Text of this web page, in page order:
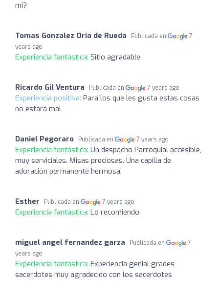
mi?
Tomas Gonzalez Oria de Rueda Publicada en
7
years ago
Experiencia fantástica: Sitio agradable
Ricardo Gil Ventura Publicada en 7 years ago
Experiencia positiva: Para los que les gusta estas cosas
no estará mal
Daniel Pegoraro Publicada en 7 years ago
Experiencia fantástica: Un despacho Parroquial accesible,
muy serviciales. Misas preciosas. Una capilla de
adoración permanente hermosa.
Esther Publicada en 7 years ago
Experiencia fantástica: Lo recomiendo.
miguel angel fernandez garza Publicada en
7
years ago
Experiencia fantástica: Experiencia genial grades
sacerdotes muy agradecido con los sacerdotes